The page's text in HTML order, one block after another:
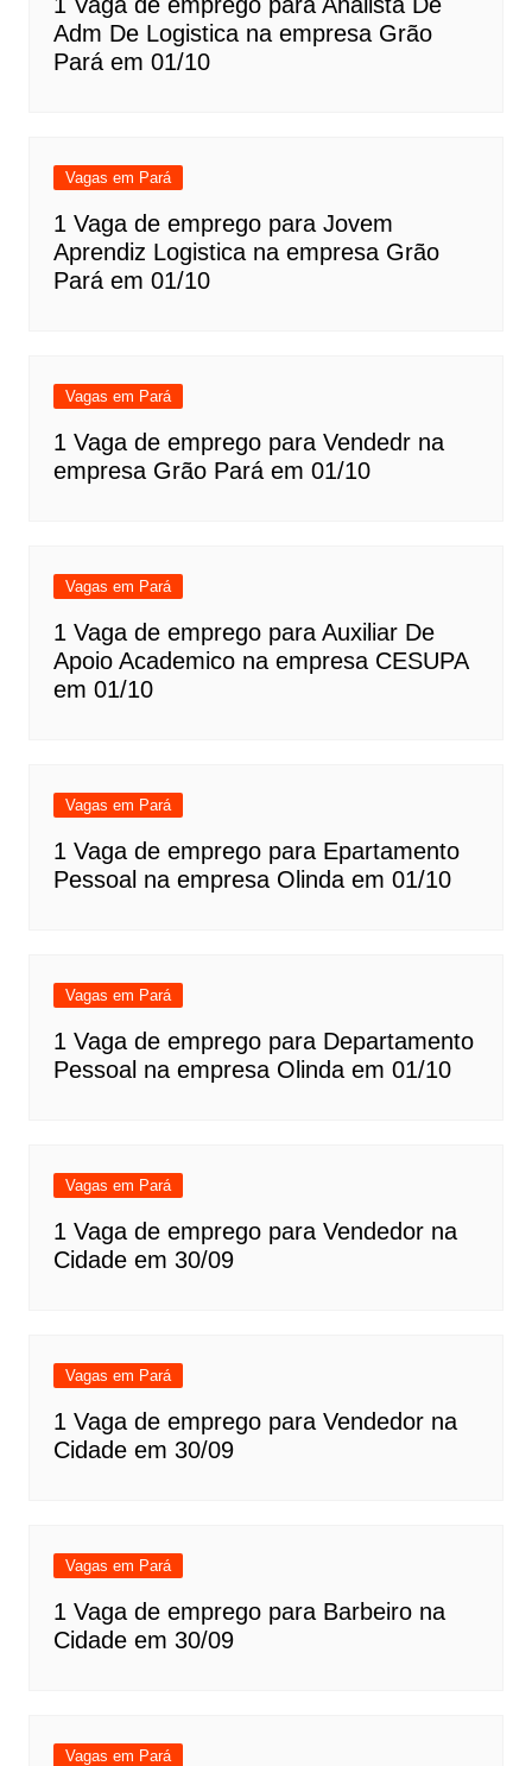
Adm De Logistica na empresa Grão
Pará em 01/10
Vagas em Pará
1 Vaga de emprego para Jovem
Aprendiz Logistica na empresa Grão
Pará em 01/10
Vagas em Pará
1 Vaga de emprego para Vendedr na
empresa Grão Pará em 01/10
Vagas em Pará
1 Vaga de emprego para Auxiliar De
Apoio Academico na empresa CESUPA
em 01/10
Vagas em Pará
1 Vaga de emprego para Epartamento
Pessoal na empresa Olinda em 01/10
Vagas em Pará
1 Vaga de emprego para Departamento
Pessoal na empresa Olinda em 01/10
Vagas em Pará
1 Vaga de emprego para Vendedor na
Cidade em 30/09
Vagas em Pará
1 Vaga de emprego para Vendedor na
Cidade em 30/09
Vagas em Pará
1 Vaga de emprego para Barbeiro na
Cidade em 30/09
Vagas em Pará